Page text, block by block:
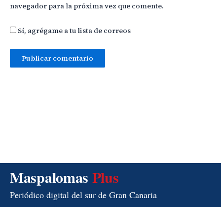
navegador para la próxima vez que comente.
Sí, agrégame a tu lista de correos
Maspalomas Plus
Periódico digital del sur de Gran Canaria